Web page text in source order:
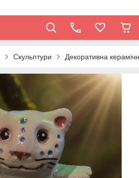
Скульптури Декоративна